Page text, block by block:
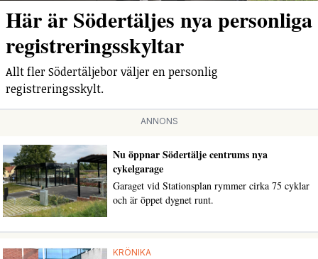
Här är Södertäljes nya personliga
registreringsskyltar
Allt fler Södertäljebor väljer en personlig
registreringsskylt.
ANNONS
Nu öppnar Södertälje centrums nya
cykelgarage
Garaget vid Stationsplan rymmer cirka 75 cyklar
och är öppet dygnet runt.
KRÖNIKA